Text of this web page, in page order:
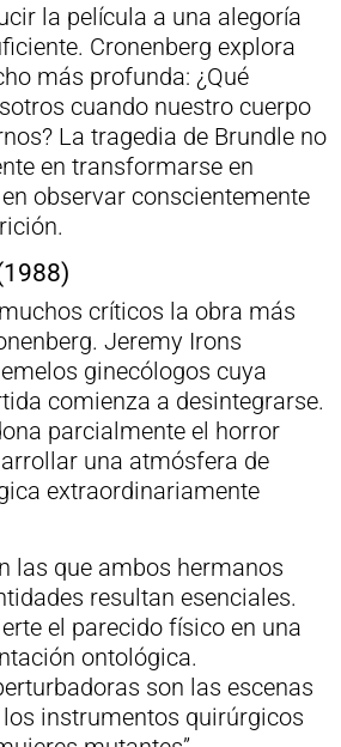
la película a una alegoría
Cronenberg explora
más profunda: ¿Qué
cuando nuestro cuerpo
La tragedia de Brundle no
en transformarse en
observar conscientemente
críticos la obra más
Jeremy Irons
ginecólogos cuya
comienza a desintegrarse.
parcialmente el horror
una atmósfera de
extraordinariamente
las que ambos hermanos
resultan esenciales.
el parecido físico en una
ontológica.
son las escenas
instrumentos quirúrgicos